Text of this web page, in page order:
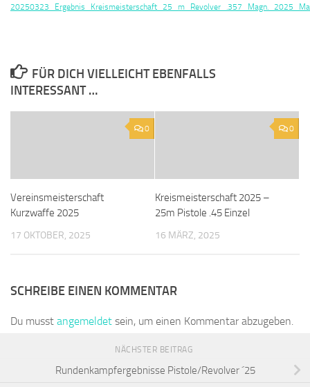
FÜR DICH VIELLEICHT EBENFALLS
INTERESSANT …
0
Vereinsmeisterschaft
Kurzwaffe 2025
17 OKTOBER, 2025
0
Kreismeisterschaft 2025 –
25m Pistole .45 Einzel
16 MÄRZ, 2025
SCHREIBE EINEN KOMMENTAR
Du musst angemeldet sein, um einen Kommentar abzugeben.
NÄCHSTER BEITRAG
Rundenkampfergebnisse Pistole/Revolver ´25